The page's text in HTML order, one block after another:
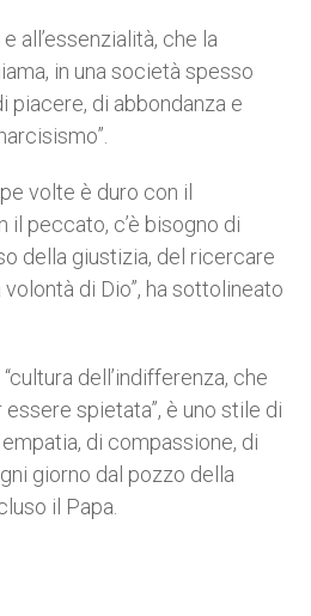
all’essenzialità, che la
in una società spesso
piacere, di abbondanza e
volte è duro con il
peccato, c’è bisogno di
della giustizia, del ricercare
di Dio”, ha sottolineato
dell’indifferenza, che
spietata”, è uno stile di
empatia, di compassione, di
giorno dal pozzo della
il Papa.